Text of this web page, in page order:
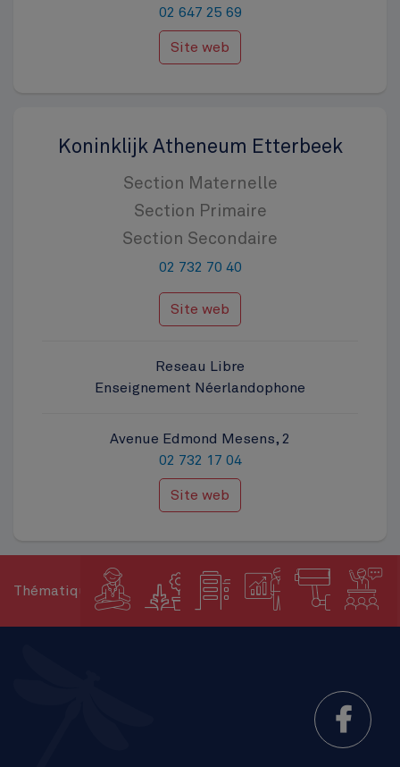
02 647 25 69
Site web
Koninklijk Atheneum Etterbeek
Section Maternelle
Section Primaire
Section Secondaire
02 732 70 40
Site web
Reseau Libre
Enseignement Néerlandophone
Avenue Edmond Mesens, 2
02 732 17 04
Site web
Thématiques